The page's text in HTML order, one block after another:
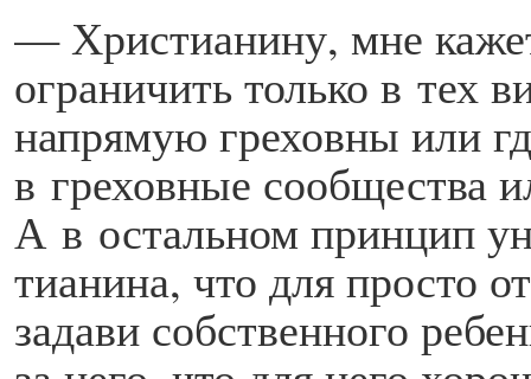
— Христианину, мне
ограничить только в тех
напрямую греховны или
в греховные сообщества
А в остальном принцип
тианина, что для просто
задави собственного